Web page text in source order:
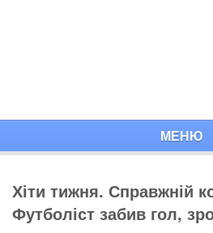
МЕНЮ
Хіти тижня. Справжній
Футболіст забив гол,